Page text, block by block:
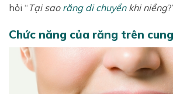
hỏi “Tại sao răng di chuyểnkhi niềng
Chức năng của răng trên